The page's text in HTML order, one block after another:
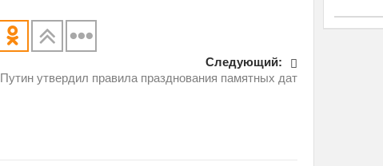
Следующий:
Путин утвердил правила празднования памятных дат